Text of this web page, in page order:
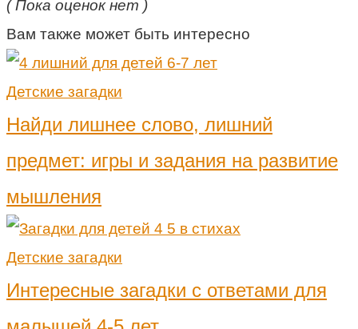
( Пока оценок нет )
Вам также может быть интересно
Детские загадки
Найди лишнее слово, лишний
предмет: игры и задания на развитие
мышления
Детские загадки
Интересные загадки с ответами для